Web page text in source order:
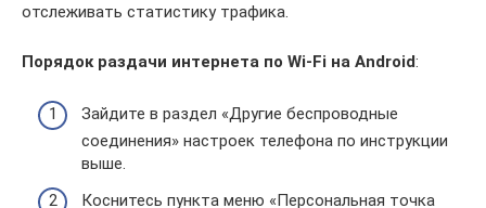
отслеживать статистику трафика.
Порядок раздачи интернета по Wi-Fi на Android:
Зайдите в раздел «Другие беспроводные
соединения» настроек телефона по инструкции
выше.
Коснитесь пункта меню «Персональная точка